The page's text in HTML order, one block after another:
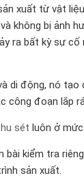
xuất từ vật
không bị ảnh
ra bất kỳ sự
di động, nó tạo
công đoạn lắp
sét luôn ở
bài kiểm tra
sản xuất.